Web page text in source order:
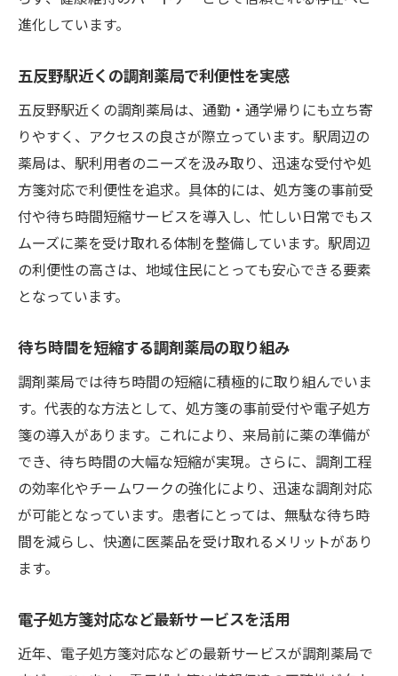
進化しています。
五反野駅近くの調剤薬局で利便性を実感
五反野駅近くの調剤薬局は、通勤・通学帰りにも立ち寄
りやすく、アクセスの良さが際立っています。駅周辺の
薬局は、駅利用者のニーズを汲み取り、迅速な受付や処
方箋対応で利便性を追求。具体的には、処方箋の事前受
付や待ち時間短縮サービスを導入し、忙しい日常でもス
ムーズに薬を受け取れる体制を整備しています。駅周辺
の利便性の高さは、地域住民にとっても安心できる要素
となっています。
待ち時間を短縮する調剤薬局の取り組み
調剤薬局では待ち時間の短縮に積極的に取り組んでいま
す。代表的な方法として、処方箋の事前受付や電子処方
箋の導入があります。これにより、来局前に薬の準備が
でき、待ち時間の大幅な短縮が実現。さらに、調剤工程
の効率化やチームワークの強化により、迅速な調剤対応
が可能となっています。患者にとっては、無駄な待ち時
間を減らし、快適に医薬品を受け取れるメリットがあり
ます。
電子処方箋対応など最新サービスを活用
近年、電子処方箋対応などの最新サービスが調剤薬局で